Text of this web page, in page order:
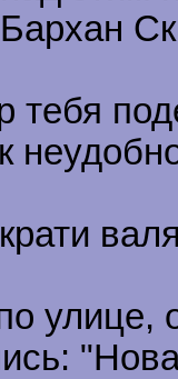
тебя
улице,